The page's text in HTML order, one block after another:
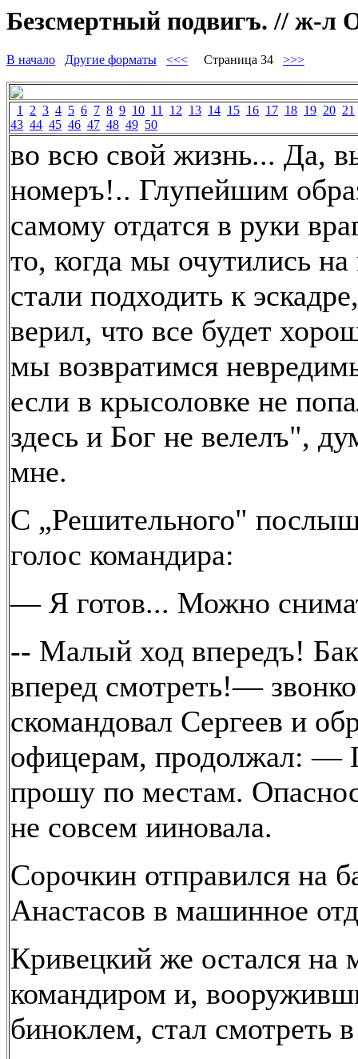
Безсмертный подвигъ. // ж-л
В начало Другие форматы <<< Страница 34 >>>
1 2 3 4 5 6 7 8 9 10 11 12 13 14 15 16 17 18 19 20 21
43 44 45 46 47 48 49 50
во всю свой жизнь... Да,
номеръ!.. Глупейшим
самому отдатся в руки
то, когда мы очутились
стали подходить к
верил, что все будет
мы возвратимся
если в крысоловке не
здесь и Бог не велелъ",
мне.
С „Решительного"
голос командира:
— Я готов... Можно
-- Малый ход впередъ!
вперед смотреть!— звонко
скомандовал Сергеев и
офицерам, продолжал: —
прошу по местам.
не совсем ииновала.
Сорочкин отправился на
Анастасов в машинное
Кривецкий же остался на
командиром и,
биноклем, стал смотреть